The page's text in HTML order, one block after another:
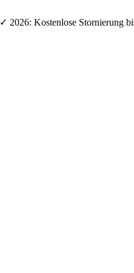
✓ 2026: Kostenlose Stornierung